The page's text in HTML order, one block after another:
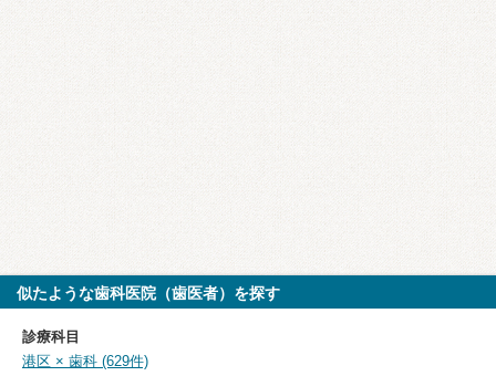
似たような歯科医院（歯医者）を探す
診療科目
港区 × 歯科 (629件)